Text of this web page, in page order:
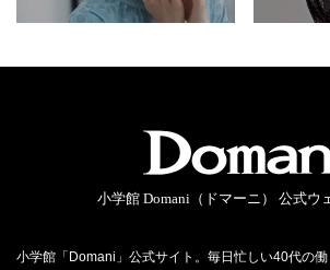
小学館 Domani（ドマーニ） 公式ウ
小学館「Domani」公式サイト。毎日忙しい40代の